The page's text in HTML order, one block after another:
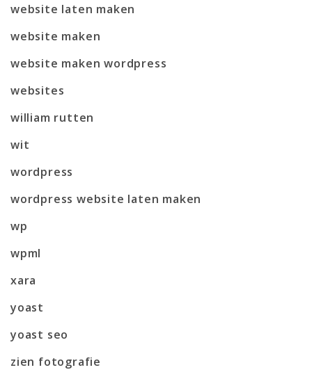
website laten maken
website maken
website maken wordpress
websites
william rutten
wit
wordpress
wordpress website laten maken
wp
wpml
xara
yoast
yoast seo
zien fotografie